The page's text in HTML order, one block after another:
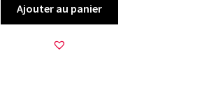
Ajouter au panier